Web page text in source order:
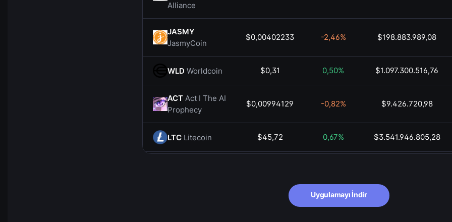
Alliance
JASMY
JasmyCoin
$0,00402233 -2,46% $198.883.989,08
WLD Worldcoin $0,31 0,50% $1.097.300.516,76
ACT Act I The AI
Prophecy
$0,00994129 -0,82% $9.426.720,98
LTC Litecoin $45,72 0,67% $3.541.946.805,28
1,28% $43.164.843.571,93
Uygulamayı İndir